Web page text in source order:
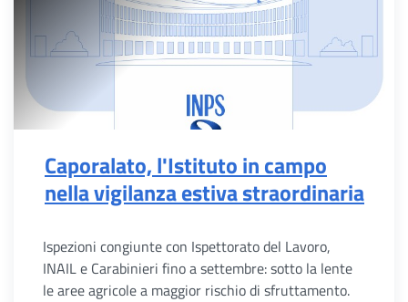
Caporalato, l'Istituto in campo
nella vigilanza estiva straordinaria
Ispezioni congiunte con Ispettorato del Lavoro,
INAIL e Carabinieri fino a settembre: sotto la lente
le aree agricole a maggior rischio di sfruttamento.